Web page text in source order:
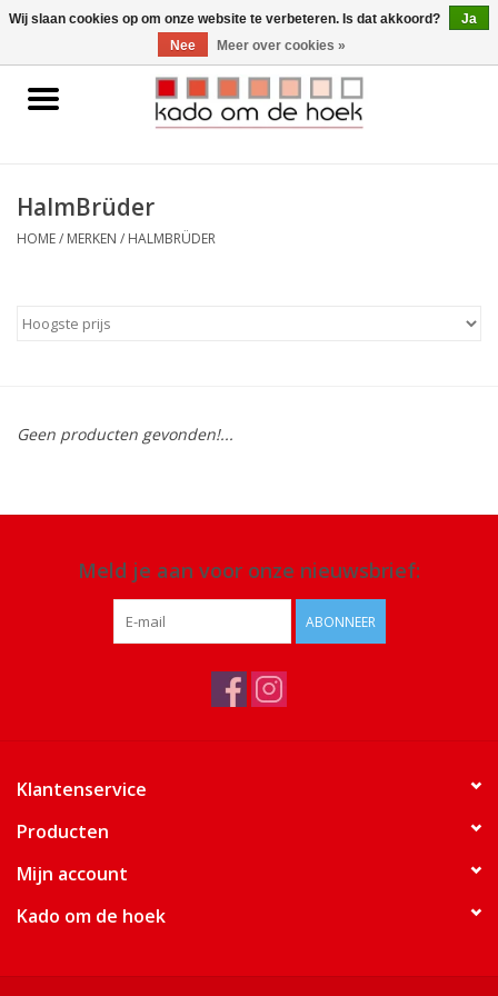
0 Artikelen - €0,00
Home
Gadgets
HalmBrüder
HOME/ MERKEN / HALMBRÜDER
Geen producten gevonden!...
Meld je aan voor onze nieuwsbrief:
ABONNEER
Klantenservice
Producten
Mijn account
Kado om de hoek
Wij slaan cookies op om onze website te verbeteren. Is dat akkoord?
Ja
Nee
Meer over cookies »